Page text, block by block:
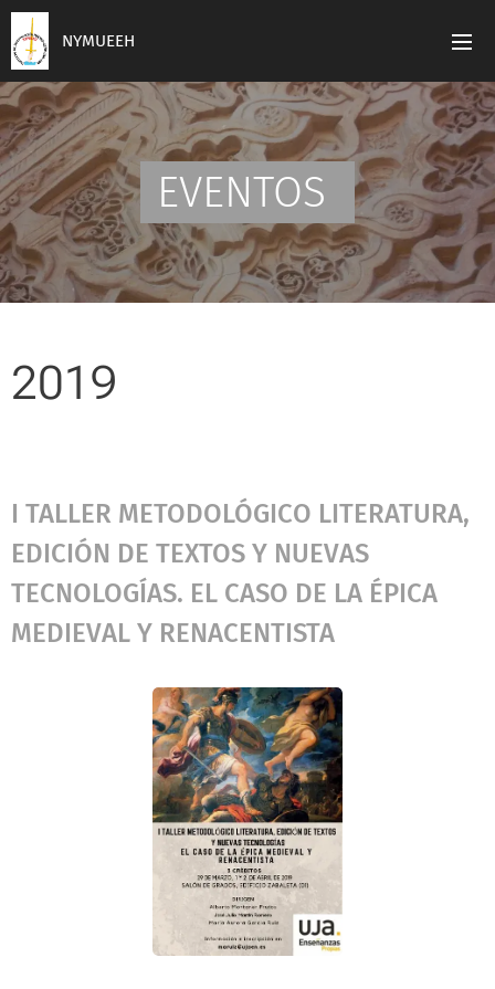
NYMUEEH
EVENTOS
2019
I TALLER METODOLÓGICO LITERATURA,
EDICIÓN DE TEXTOS Y NUEVAS
TECNOLOGÍAS. EL CASO DE LA ÉPICA
MEDIEVAL Y RENACENTISTA